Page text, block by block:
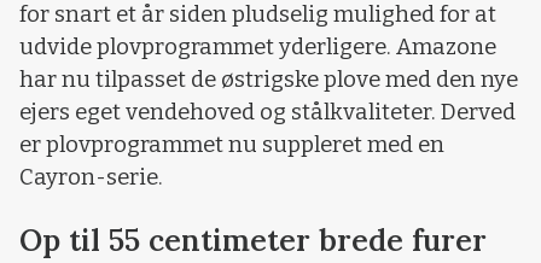
for snart et år siden pludselig mulighed for at
udvide plovprogrammet yderligere. Amazone
har nu tilpasset de østrigske plove med den nye
ejers eget vendehoved og stålkvaliteter. Derved
er plovprogrammet nu suppleret med en
Cayron-serie.
Op til 55 centimeter brede furer